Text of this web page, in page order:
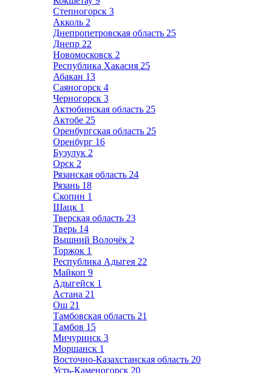
Степногорск 3
Акколь 2
Днепропетровская область 25
Днепр 22
Новомосковск 2
Республика Хакасия 25
Абакан 13
Саяногорск 4
Черногорск 3
Актюбинская область 25
Актобе 25
Оренбургская область 25
Оренбург 16
Бузулук 2
Орск 2
Рязанская область 24
Рязань 18
Скопин 1
Шацк 1
Тверская область 23
Тверь 14
Вышний Волочёк 2
Торжок 1
Республика Адыгея 22
Майкоп 9
Адыгейск 1
Астана 21
Ош 21
Тамбовская область 21
Тамбов 15
Мичуринск 3
Моршанск 1
Восточно-Казахстанская область 20
Усть-Каменогорск 20